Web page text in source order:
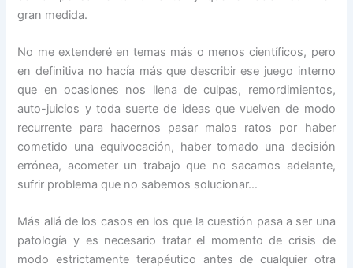
gran medida.
No me extenderé en temas más o menos científicos, pero
en definitiva no hacía más que describir ese juego interno
que en ocasiones nos llena de culpas, remordimientos,
auto-juicios y toda suerte de ideas que vuelven de modo
recurrente para hacernos pasar malos ratos por haber
cometido una equivocación, haber tomado una decisión
errónea, acometer un trabajo que no sacamos adelante,
sufrir problema que no sabemos solucionar…
Más allá de los casos en los que la cuestión pasa a ser una
patología y es necesario tratar el momento de crisis de
modo estrictamente terapéutico antes de cualquier otra